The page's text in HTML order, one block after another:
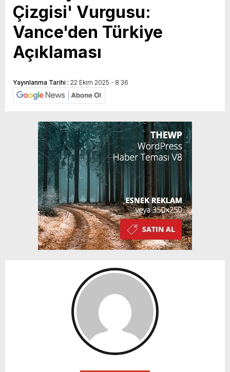
Çizgisi' Vurgusu:
Vance'den Türkiye
Açıklaması
Yayınlanma Tarihi : 22 Ekim 2025 - 8:36